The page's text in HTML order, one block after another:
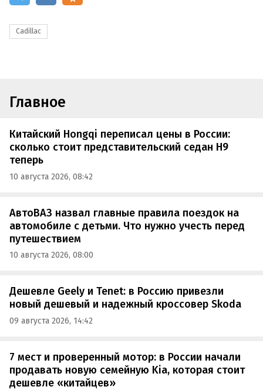
Cadillac
Главное
Китайский Hongqi переписал цены в России:
сколько стоит представительский седан H9
теперь
10 августа 2026, 08:42
АвтоВАЗ назвал главные правила поездок на
автомобиле с детьми. Что нужно учесть перед
путешествием
10 августа 2026, 08:00
Дешевле Geely и Tenet: в Россию привезли
новый дешевый и надежный кроссовер Skoda
09 августа 2026, 14:42
7 мест и проверенный мотор: в России начали
продавать новую семейную Kia, которая стоит
дешевле «китайцев»